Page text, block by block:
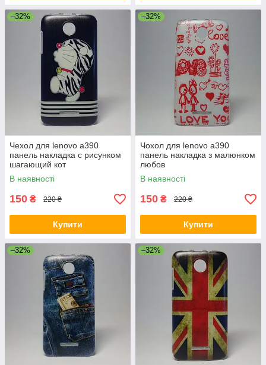
–32%
Чехол для lenovo a390
панель накладка с рисунком
шагающий кот
В наявності
150 ₴ 220 ₴
Купити
–32%
Чохол для lenovo a390
панель накладка з малюнком
любов
В наявності
150 ₴ 220 ₴
Купити
–32% –32%